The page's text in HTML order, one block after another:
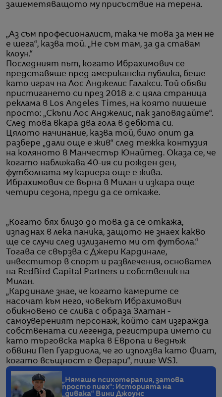
зашеметяващото му присъствие на терена.
„Аз съм професионалист, така че това за мен не
е шега“, казва той. „Не съм там, за да ставам
клоун.“
Последният път, когато Ибрахимович се
представяше пред американска публика, беше
като играч на Лос Анджелис Галакси. Той обяви
пристигането си през 2018 г. с цяла страница
реклама в Los Angeles Times, на която пишеше
просто: „Скъпи Лос Анджелис, пак заповядайте“.
След това вкара два гола в дебюта си.
Цялото начинание, казва той, било опит да
разбере „дали още е жив“ след тежка контузия
на коляното в Манчестър Юнайтед. Оказа се, че
когато наближава 40-ия си рожден ден,
футболната му кариера още е жива.
Ибрахимович се върна в Милан и изкара още
четири сезона, преди да се откаже.
„Когато бях близо до това да се откажа,
изпаднах в лека паника, защото не знаех какво
ще се случи след излизането ми от футбола.“
Тогава се свързва с Джери Кардинале,
инвеститор в спорт и развлечения, основател
на RedBird Capital Partners и собственик на
Милан.
„Кардинале знае, че когато камерите се
насочат към него, човекът Ибрахимович
обикновено се слива с образа Златан -
самоувереният персонаж, който сам изгражда
собствената си легенда, регистрира името си
като търговска марка в Европа и веднъж
обвини Пеп Гуардиола, че го използва като Фиат,
когато всъщност е Ферари“, пише WSJ.
„Нямаше психотерапия, затова
просто пиех“: Историята на
„дивака“ Вини Джоунс